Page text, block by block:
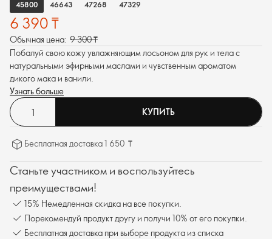
45800
46643 47268 47329
6 390 ₸
Обычная цена: 9 300 ₸
Побалуй свою кожу увлажняющим лосьоном для рук и тела с
натуральными эфирными маслами и чувственным ароматом
дикого мака и ванили.
Узнать больше
КУПИТЬ
Бесплатная доставка 1 650 ₸
Станьте участником и воспользуйтесь
преимуществами!
15% Немедленная скидка на все покупки.
Порекомендуй продукт другу и получи 10% от его покупки.
Бесплатная доставка при выборе продукта из списка